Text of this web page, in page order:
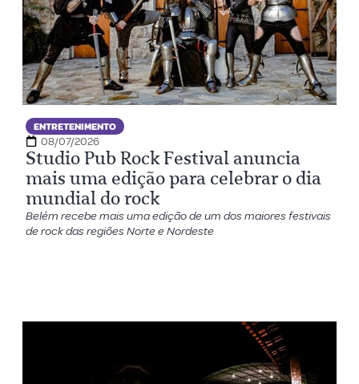
ENTRETENIMENTO
08/07/2026
Studio Pub Rock Festival anuncia
mais uma edição para celebrar o dia
mundial do rock
Belém recebe mais uma edição de um dos maiores festivais
de rock das regiões Norte e Nordeste